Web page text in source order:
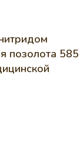
позолота 585